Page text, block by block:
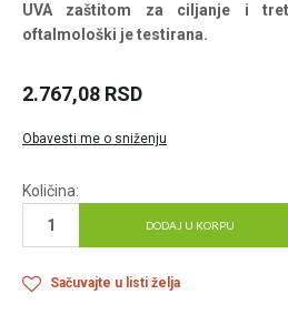
UVA zaštitom za ciljanje i
oftalmološki je testirana.
2.767,08 RSD
Obavesti me o sniženju
Količina:
DODAJ U KORPU
Sačuvajte u listi želja